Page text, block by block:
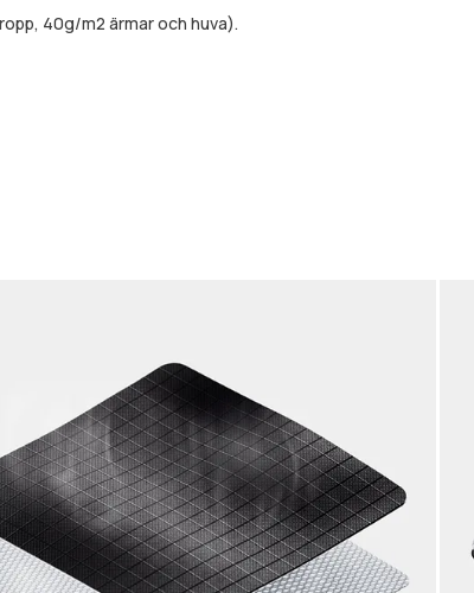
40g/m2 ärmar och huva).